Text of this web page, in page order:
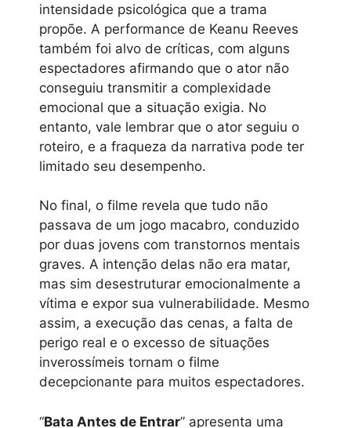
intensidade psicológica que a trama
propõe. A performance de Keanu Reeves
também foi alvo de críticas, com alguns
espectadores afirmando que o ator não
conseguiu transmitir a complexidade
emocional que a situação exigia. No
entanto, vale lembrar que o ator seguiu o
roteiro, e a fraqueza da narrativa pode ter
limitado seu desempenho.
No final, o filme revela que tudo não
passava de um jogo macabro, conduzido
por duas jovens com transtornos mentais
graves. A intenção delas não era matar,
mas sim desestruturar emocionalmente a
vítima e expor sua vulnerabilidade. Mesmo
assim, a execução das cenas, a falta de
perigo real e o excesso de situações
inverossímeis tornam o filme
decepcionante para muitos espectadores.
“Bata Antes de Entrar” apresenta uma